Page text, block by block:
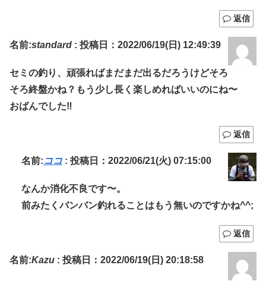
返信
名前:standard : 投稿日：2022/06/19(日) 12:49:39
セミの釣り、頑張ればまだまだ出るだろうけどそろ
そろ終盤かね？もう少し長く楽しめればいいのにね〜
おばんでした‼︎
返信
名前:ココ : 投稿日：2022/06/21(火) 07:15:00
なんか消化不良です〜。
前みたくバンバン釣れることはもう無いのですかね^^;
返信
名前:Kazu : 投稿日：2022/06/19(日) 20:18:58